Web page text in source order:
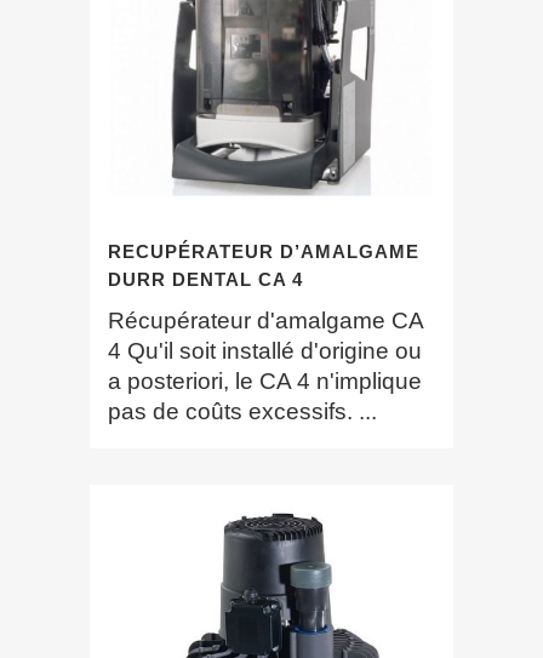
RECUPÉRATEUR D’AMALGAME
DURR DENTAL CA 4
Récupérateur d'amalgame CA
4 Qu'il soit installé d'origine ou
a posteriori, le CA 4 n'implique
pas de coûts excessifs. ...